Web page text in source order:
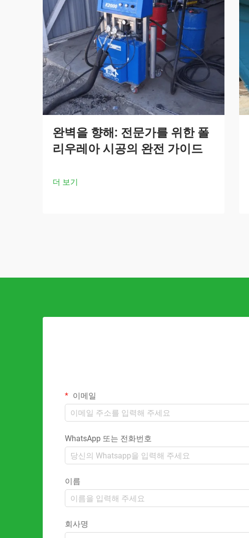
완벽을 향해: 전문가를 위한 폴
리우레아 시공의 완전 가이드
더 보기
이메일
WhatsApp 또는 전화번호
이름
회사명